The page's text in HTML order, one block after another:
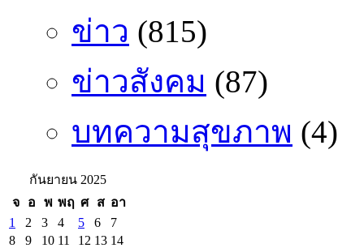
ข่าว (815)
ข่าวสังคม (87)
บทความสุขภาพ (4)
กันยายน 2025
จ
อ พ พฤ ศ ส อา
1 2 3 4 5 6
7
8
9 10 11 12 13 14